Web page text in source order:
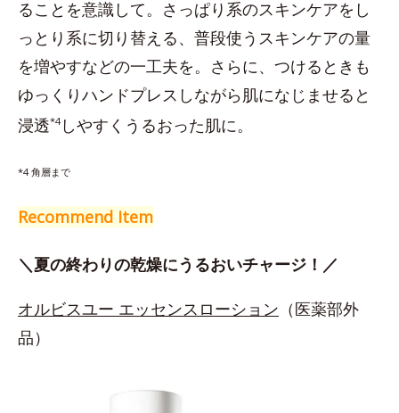
ることを意識して。さっぱり系のスキンケアをし
っとり系に切り替える、普段使うスキンケアの量
を増やすなどの一工夫を。さらに、つけるときも
ゆっくりハンドプレスしながら肌になじませると
浸透*4しやすくうるおった肌に。
*4 角層まで
Recommend Item
＼夏の終わりの乾燥にうるおいチャージ！／
オルビスユー エッセンスローション （医薬部外
品）